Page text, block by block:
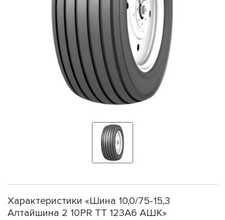
Характеристики «Шина 10,0/75-15,3
Алтайшина 2 10PR TT 123A6 АШК»